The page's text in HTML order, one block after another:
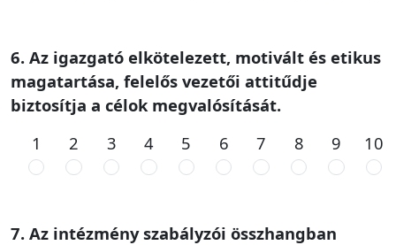
6. Az igazgató elkötelezett, motivált és etikus
magatartása, felelős vezetői attitűdje
biztosítja a célok megvalósítását.
1
2 3 4 5 6 7 8 9 10
7. Az intézmény szabályzói összhangban